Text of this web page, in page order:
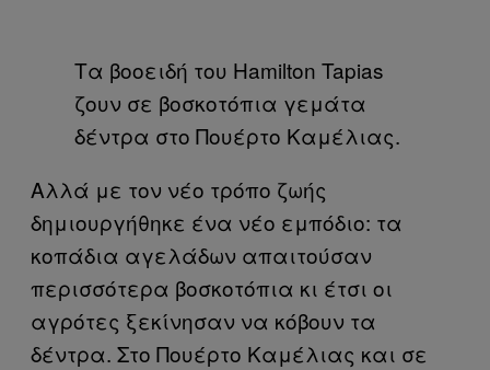
Τα βοοειδή του Hamilton Tapias
ζουν σε βοσκοτόπια γεμάτα
δέντρα στο Πουέρτο Καμέλιας.
Αλλά με τον νέο τρόπο ζωής
δημιουργήθηκε ένα νέο εμπόδιο: τα
κοπάδια αγελάδων απαιτούσαν
περισσότερα βοσκοτόπια κι έτσι οι
αγρότες ξεκίνησαν να κόβουν τα
δέντρα. Στο Πουέρτο Καμέλιας και σε